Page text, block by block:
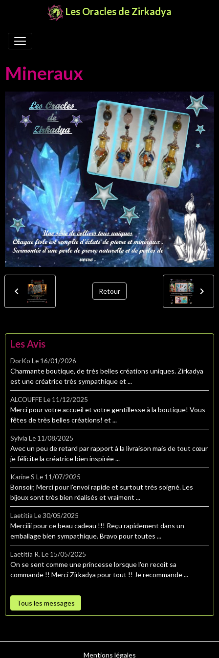
Les Oracles de Zirkadya
Mineraux
Retour
Les Avis
DorKo Le 16/01/2026
Charmante boutique, de très belles créations uniques. Zirkadya
est une créatrice très sympathique et ...
ALCOUFFELe 11/12/2025
Merci pour votre accueil et votre gentillesse à la boutique! Vous
fêtes de très belles créations! et ...
Sylvia Le 11/08/2025
Avec un peu de retard par rapport à la livraison mais de tout cœur
je félicite la créatrice bien inspirée ...
Karine S Le 11/07/2025
Bonsoir, Merci pour l'envoi rapide et surtout très soigné. Les
bijoux sont très bien réalisés et vraiment ...
Laetitia Le 30/05/2025
Merciiii pour ce beau cadeau !!! Reçu rapidement dans un
emballage bien sympathique. Bravo pour toutes ...
Laetitia R. Le 15/05/2025
On se sent comme une princesse lorsque l'on recoit sa
commande !! Merci Zirkadya pour tout !! Je recommande ...
Tous les messages
Mentions légales